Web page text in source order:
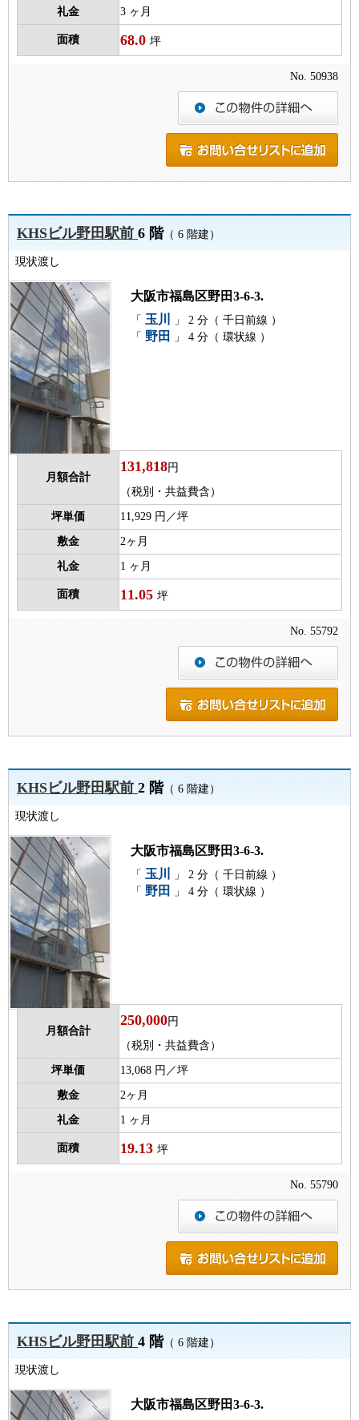
礼金 3 ヶ月
面積 68.0 坪
No. 50938
KHSビル野田駅前6 階（ 6 階建）
現状渡し
大阪市福島区野田3-6-3.
「 玉川
」 2 分（ 千日前線 ）
「
野田 」 4 分（ 環状線 ）
月額合計
131,818円
（税別・共益費含）
坪単価 11,929 円／坪
敷金 2ヶ月
礼金 1 ヶ月
面積 11.05 坪
No. 55792
KHSビル野田駅前2 階（ 6 階建）
現状渡し
大阪市福島区野田3-6-3.
「 玉川
」 2 分（ 千日前線 ）
「
野田 」 4 分（ 環状線 ）
月額合計
250,000円
（税別・共益費含）
坪単価 13,068 円／坪
敷金 2ヶ月
礼金 1 ヶ月
面積 19.13 坪
No. 55790
KHSビル野田駅前4 階（ 6 階建）
現状渡し
大阪市福島区野田3-6-3.